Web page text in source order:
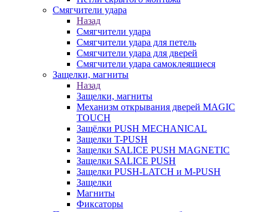
Смягчители удара
Назад
Смягчители удара
Смягчители удара для петель
Смягчители удара для дверей
Cмягчители удара самоклеящиеся
Защелки, магниты
Назад
Защелки, магниты
Механизм открывания дверей MAGIC
TOUCH
Защёлки PUSH MECHANICAL
Защелки T-PUSH
Защелки SALICE PUSH MAGNETIC
Защелки SALICE PUSH
Защелки PUSH-LATCH и M-PUSH
Защелки
Магниты
Фиксаторы